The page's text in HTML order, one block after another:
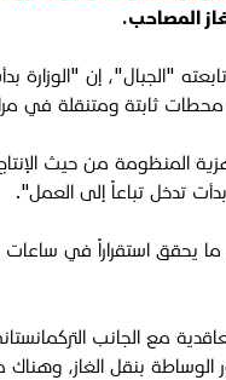
المصاحب.
"الجبال"، إن "الوزارة
ثابتة ومتنقلة في
تدخل تباعاً إلى العمل".
ما يحقق استقراراً في
مع الجانب
الوساطة بنقل الغاز،